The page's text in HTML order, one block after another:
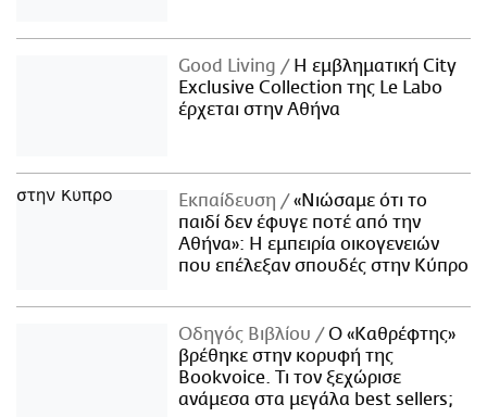
Good Living
Η εμβληματική City
Exclusive Collection της Le Labo
έρχεται στην Αθήνα
Εκπαίδευση
«Νιώσαμε ότι το
παιδί δεν έφυγε ποτέ από την
Αθήνα»: Η εμπειρία οικογενειών
που επέλεξαν σπουδές στην Κύπρο
Οδηγός Βιβλίου
Ο «Καθρέφτης»
βρέθηκε στην κορυφή της
Bookvoice. Τι τον ξεχώρισε
ανάμεσα στα μεγάλα best sellers;